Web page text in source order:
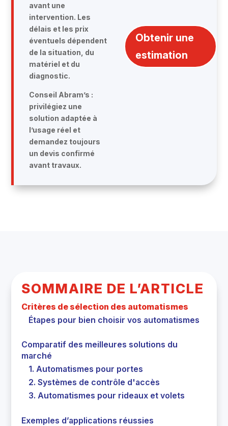
avant une
intervention. Les
délais et les prix
éventuels dépendent
de la situation, du
matériel et du
diagnostic.
Conseil Abram’s :
privilégiez une
solution adaptée à
l’usage réel et
demandez toujours
un devis confirmé
avant travaux.
Obtenir une
estimation
SOMMAIRE DE L’ARTICLE
Critères de sélection des automatismes
Étapes pour bien choisir vos automatismes
Comparatif des meilleures solutions du
marché
1. Automatismes pour portes
2. Systèmes de contrôle d'accès
3. Automatismes pour rideaux et volets
Exemples d’applications réussies